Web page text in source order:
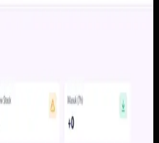
pemilik terlambat melihat
atau selisih mutasi.
sering bergantung pada
waktu.